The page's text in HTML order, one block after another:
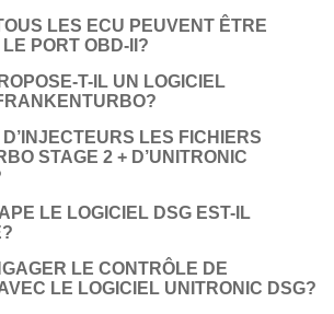
LES ECU PEUVENT ÊTRE
PORT OBD-II?
T-IL UN LOGICIEL
LES FICHIERS
STAGE 2 + D’UNITRONIC
LE LOGICIEL DSG EST-IL
LE CONTRÔLE DE
LE LOGICIEL UNITRONIC DSG?